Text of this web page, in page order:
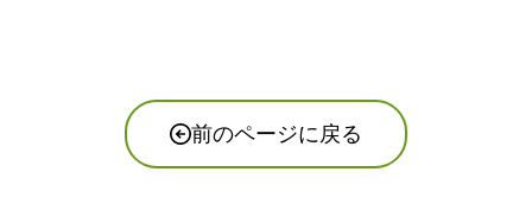
前のページに戻る